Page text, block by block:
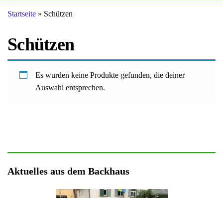
Startseite » Schützen
Schützen
Es wurden keine Produkte gefunden, die deiner
Auswahl entsprechen.
Aktuelles aus dem Backhaus